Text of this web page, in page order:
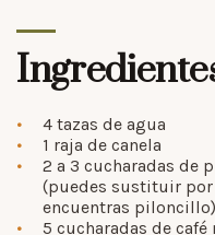
4 tazas de agua
1 raja de canela
2 a 3 cucharadas de
(puedes sustituir por
encuentras piloncillo)
5 cucharadas de